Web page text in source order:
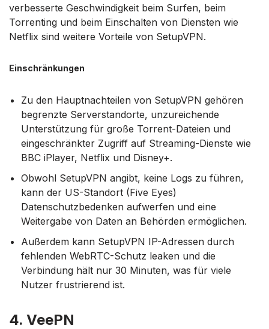
verbesserte Geschwindigkeit beim Surfen, beim
Torrenting und beim Einschalten von Diensten wie
Netflix sind weitere Vorteile von SetupVPN.
Einschränkungen
Zu den Hauptnachteilen von SetupVPN gehören
begrenzte Serverstandorte, unzureichende
Unterstützung für große Torrent-Dateien und
eingeschränkter Zugriff auf Streaming-Dienste wie
BBC iPlayer, Netflix und Disney+.
Obwohl SetupVPN angibt, keine Logs zu führen,
kann der US-Standort (Five Eyes)
Datenschutzbedenken aufwerfen und eine
Weitergabe von Daten an Behörden ermöglichen.
Außerdem kann SetupVPN IP-Adressen durch
fehlenden WebRTC-Schutz leaken und die
Verbindung hält nur 30 Minuten, was für viele
Nutzer frustrierend ist.
4. VeePN